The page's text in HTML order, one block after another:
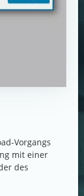
Vorgangs
mit einer
des